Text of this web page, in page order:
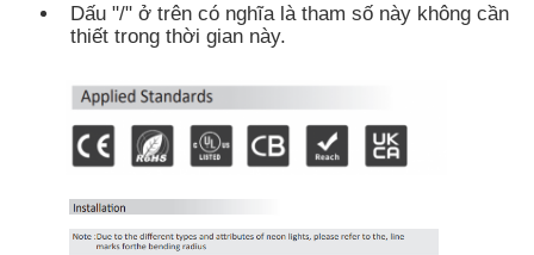
Tin tức
Tất cả các trường hợp
Yêu cầu báo giá
Ánh sáng dải neon
Dấu "/" ở trên có nghĩa là tham số này không cần
thiết trong thời gian này.